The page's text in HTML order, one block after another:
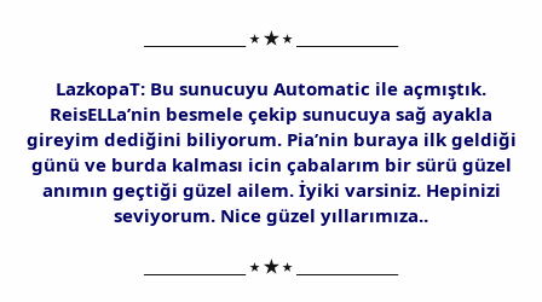
______________ ⭑ ★ ⭑ ______________
LazkopaT: Bu sunucuyu Automatic ile açmıştık.
ReisELLa’nin besmele çekip sunucuya sağ ayakla
gireyim dediğini biliyorum. Pia’nin buraya ilk geldiği
günü ve burda kalması icin çabalarım bir sürü güzel
anımın geçtiği güzel ailem. İyiki varsiniz. Hepinizi
seviyorum. Nice güzel yıllarımıza..
______________ ⭑ ★ ⭑ ______________